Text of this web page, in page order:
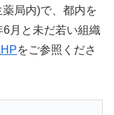
局内)で、都内を
月と未だ若い組織
をご参照くださ